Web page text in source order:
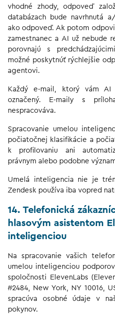
vhodné zhody, odpoveď
databázach bude navrhnutá
ako odpoveď. Ak potom
zamestnanec a AI už nebude
porovnajú s
možné poskytnúť rýchlejšie
agentovi.
Každý e-mail, ktorý vám
označený. E-maily s
nespracováva.
Spracovanie umelou
počiatočnej klasifikácie a
k profilovaniu ani
právnym alebo podobne
Umelá inteligencia nie je
Zendesk používa iba vopred
14. Telefonická
hlasovým asistentom
inteligenciou
Na spracovanie vašich
umelou inteligenciou
spoločnosti ElevenLabs
#2484, New York, NY 10016,
spracúva osobné údaje v
pokynov.